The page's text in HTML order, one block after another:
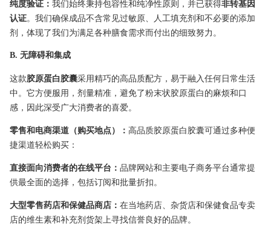
纯度验证： 我们始终秉持包容性和纯净性原则，并已获得非转基因
认证。我们确保成品不含常见过敏原、人工填充剂和不必要的添加
剂，体现了我们为满足各种膳食需求而付出的细致努力。
B. 无障碍和集成
这款胶原蛋白胶囊采用精巧的高品质配方，易于融入任何日常生活
中。它方便服用，剂量精准，避免了粉末状胶原蛋白的麻烦和口
感，因此深受广大消费者的喜爱。
零售和电商渠道（购买地点）： 高品质胶原蛋白胶囊可通过多种便
捷渠道轻松购买：
直接面向消费者的在线平台： 品牌网站和主要电子商务平台通常提
供最全面的选择，包括订阅和批量折扣。
大型零售药店和保健品商店： 在当地药店、杂货店和保健食品专卖
店的维生素和补充剂货架上寻找信誉良好的品牌。